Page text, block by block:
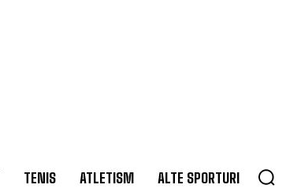
TENIS ATLETISM ALTE SPORTURI